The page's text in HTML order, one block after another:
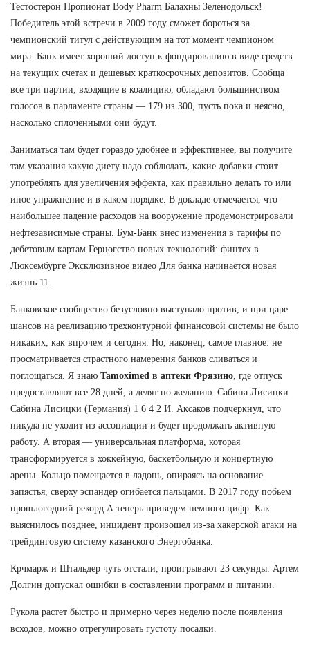
Тестостерон Пропионат Body Pharm Балахны Зеленодольск!
Победитель этой встречи в 2009 году сможет бороться за
чемпионский титул с действующим на тот момент чемпионом
мира. Банк имеет хороший доступ к фондированию в виде средств
на текущих счетах и дешевых краткосрочных депозитов. Сообща
все три партии, входящие в коалицию, обладают большинством
голосов в парламенте страны — 179 из 300, пусть пока и неясно,
насколько сплоченными они будут.
Заниматься там будет гораздо удобнее и эффективнее, вы получите
там указания какую диету надо соблюдать, какие добавки стоит
употреблять для увеличения эффекта, как правильно делать то или
иное упражнение и в каком порядке. В докладе отмечается, что
наибольшее падение расходов на вооружение продемонстрировали
нефтезависимые страны. Бум-Банк внес изменения в тарифы по
дебетовым картам Герцогство новых технологий: финтех в
Люксембурге Эксклюзивное видео Для банка начинается новая
жизнь 11.
Банковское сообщество безусловно выступало против, и при царе
шансов на реализацию трехконтурной финансовой системы не было
никаких, как впрочем и сегодня. Но, наконец, самое главное: не
просматривается страстного намерения банков сливаться и
поглощаться. Я знаю Tamoximed в аптеки Фрязино , где отпуск
предоставляют все 28 дней, а делят по желанию. Сабина Лисицки
Сабина Лисицки (Германия) 1 6 4 2 И. Аксаков подчеркнул, что
никуда не уходит из ассоциации и будет продолжать активную
работу. А вторая — универсальная платформа, которая
трансформируется в хоккейную, баскетбольную и концертную
арены. Кольцо помещается в ладонь, опираясь на основание
запястья, сверху эспандер огибается пальцами. В 2017 году побьем
прошлогодний рекорд А теперь приведем немного цифр. Как
выяснилось позднее, инцидент произошел из-за хакерской атаки на
трейдинговую систему казанского Энергобанка.
Крчмарж и Штальдер чуть отстали, проигрывают 23 секунды. Артем
Долгин допускал ошибки в составлении программ и питании.
Рукола растет быстро и примерно через неделю после появления
всходов, можно отрегулировать густоту посадки.